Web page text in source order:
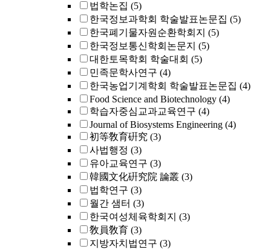
법학논집 (5)
한국정보과학회 학술발표논문집 (5)
한국폐기물자원순환학회지 (5)
한국정보통신학회논문지 (5)
대한토목학회 학술대회 (5)
민족문학사연구 (4)
한국농업기계학회 학술발표논문집 (4)
Food Science and Biotechnology (4)
학습자중심교과교육연구 (4)
Journal of Biosystems Engineering (4)
初等敎育硏究 (3)
사법행정 (3)
유아교육연구 (3)
韓國文化硏究院 論叢 (3)
법학연구 (3)
월간 샘터 (3)
한국여성체육학회지 (3)
敎員敎育 (3)
지방자치법연구 (3)